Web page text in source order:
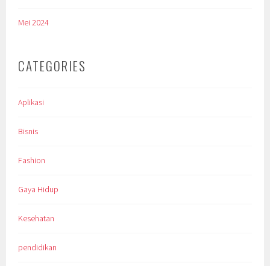
Mei 2024
CATEGORIES
Aplikasi
Bisnis
Fashion
Gaya Hidup
Kesehatan
pendidikan